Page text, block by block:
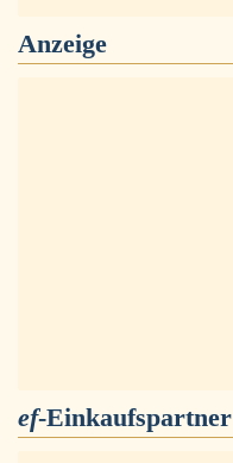
Anzeige
ef-Einkaufspartner